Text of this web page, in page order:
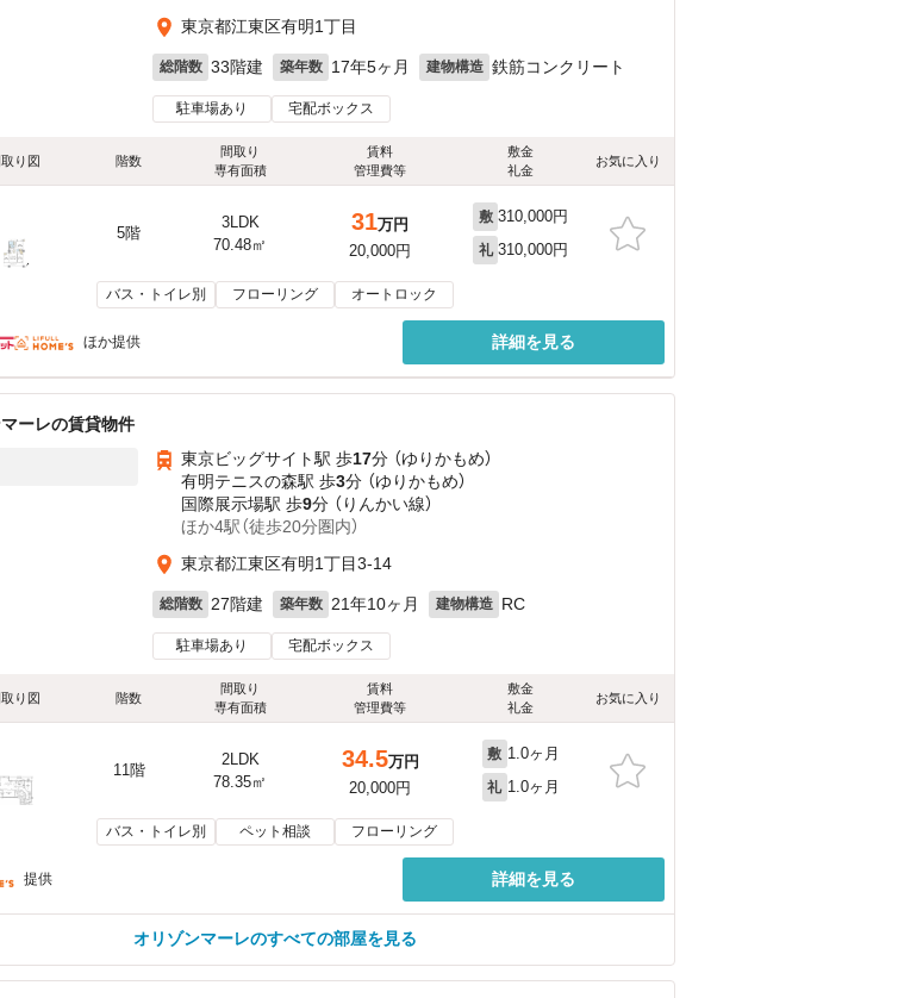
東京都江東区有明1丁目
総階数 33階建 築年数 17年5ヶ月 建物構造 鉄筋コンクリート
駐車場あり 宅配ボックス
り図 階数
間取り
専有面積
賃料
管理費等
敷金
礼金
お気に入り
5階
3LDK
70.48㎡
31万円
20,000円
敷 310,000円
礼 310,000円
バス・トイレ別 フローリング オートロック
ほか提供 詳細を見る
ーレの賃貸物件
東京ビッグサイト駅 歩17分 （ゆりかもめ）
有明テニスの森駅 歩3分 （ゆりかもめ）
国際展示場駅 歩9分 （りんかい線）
ほか4駅（徒歩20分圏内）
東京都江東区有明1丁目3-14
総階数 27階建 築年数 21年10ヶ月 建物構造 RC
駐車場あり 宅配ボックス
り図 階数
間取り
専有面積
賃料
管理費等
敷金
礼金
お気に入り
11階
2LDK
78.35㎡
34.5万円
20,000円
敷 1.0ヶ月
礼 1.0ヶ月
バス・トイレ別 ペット相談 フローリング
提供 詳細を見る
オリゾンマーレのすべての部屋を見る